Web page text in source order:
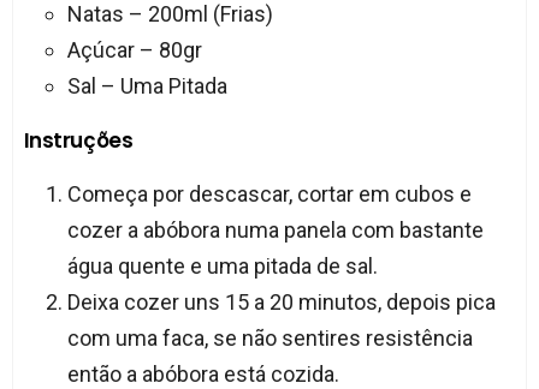
Natas – 200ml (Frias)
Açúcar – 80gr
Sal – Uma Pitada
Instruções
Começa por descascar, cortar em cubos e
cozer a abóbora numa panela com bastante
água quente e uma pitada de sal.
Deixa cozer uns 15 a 20 minutos, depois pica
com uma faca, se não sentires resistência
então a abóbora está cozida.